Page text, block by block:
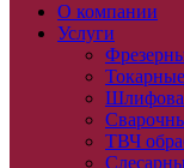
О компании
Услуги
ТВЧ